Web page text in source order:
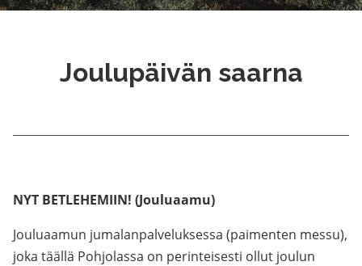
Joulupäivän saarna
NYT BETLEHEMIIN! (Jouluaamu)
Jouluaamun jumalanpalveluksessa (paimenten messu),
joka täällä Pohjolassa on perinteisesti ollut joulun